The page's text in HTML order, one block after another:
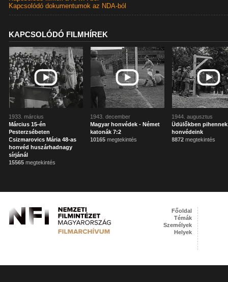
Kapcsolódó dokumentumok az NDA-ból
KAPCSOLÓDÓ FILMHÍREK
1933. március
Március 15-én
Pesterzsébeten
Csizmarovics Mária 48-as
honvéd huszárhadnagy
sírjánál
15565 megtekintés
1943. december
Magyar honvédek - Német
katonák 7:2
10165 megtekintés
1944. augusztus
Üdülőkben pihennek
honvédeink
8872 megtekintés
Főoldal
Témák
Személyek
Helyek